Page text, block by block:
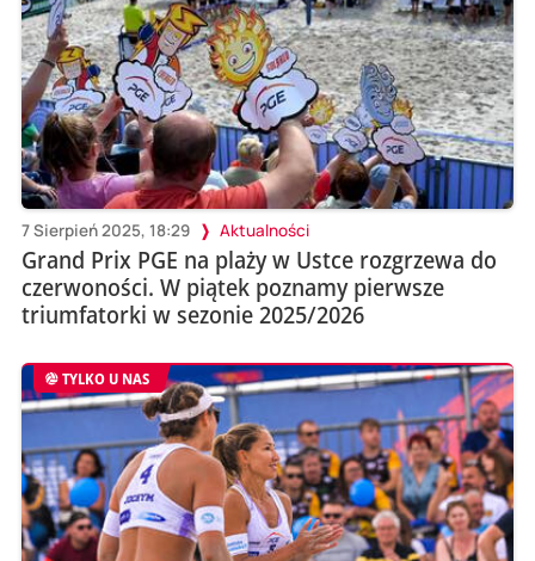
7 Sierpień 2025, 18:29 Aktualności
Grand Prix PGE na plaży w Ustce rozgrzewa do
czerwoności. W piątek poznamy pierwsze
triumfatorki w sezonie 2025/2026
TYLKO U NAS